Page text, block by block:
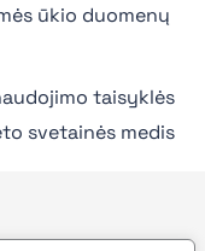
ūkio duomenų
taisyklės
svetainės medis